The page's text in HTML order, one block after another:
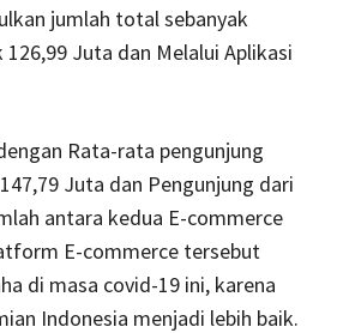
jumlah total sebanyak
Juta dan Melalui Aplikasi
Rata-rata pengunjung
Juta dan Pengunjung dari
antara kedua E-commerce
E-commerce tersebut
di masa covid-19 ini, karena
Indonesia menjadi lebih baik.